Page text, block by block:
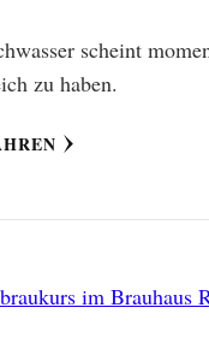
scheint
zu haben.